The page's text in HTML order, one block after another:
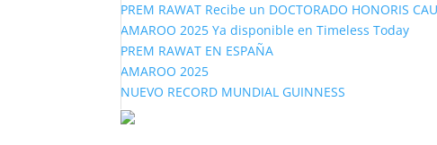
PREM RAWAT Recibe un DOCTORADO HONORIS
AMAROO 2025 Ya disponible en Timeless Today
PREM RAWAT EN ESPAÑA
AMAROO 2025
NUEVO RECORD MUNDIAL GUINNESS